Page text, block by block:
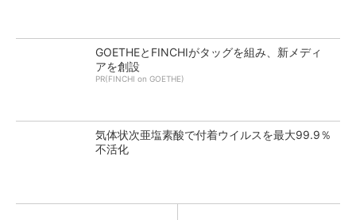
GOETHEとFINCHIがタッグを組み、新メディ
アを創設
PR(FINCHI on GOETHE)
気体状次亜塩素酸で付着ウイルスを最大99.9％
不活化